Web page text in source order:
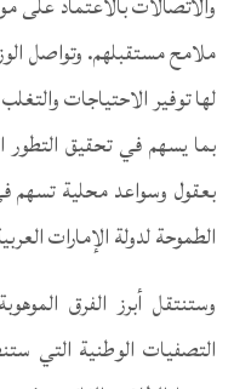
ملامح مستقبلهم. وتواصل
لها توفير الاحتياجات
بما يسهم في تحقيق
بعقول وسواعد محلية تسهم
الطموحة لدولة الإمارات
وستنتقل أبرز الفرق
التصفيات الوطنية التي